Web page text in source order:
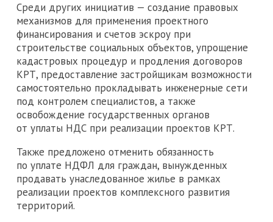
Среди других инициатив — создание правовых
механизмов для применения проектного
финансирования и счетов эскроу при
строительстве социальных объектов, упрощение
кадастровых процедур и продления договоров
КРТ, предоставление застройщикам возможности
самостоятельно прокладывать инженерные сети
под контролем специалистов, а также
освобождение государственных органов
от уплаты НДС при реализации проектов КРТ.
Также предложено отменить обязанность
по уплате НДФЛ для граждан, вынужденных
продавать унаследованное жилье в рамках
реализации проектов комплексного развития
территорий.